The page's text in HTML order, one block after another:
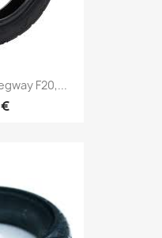
F20,...